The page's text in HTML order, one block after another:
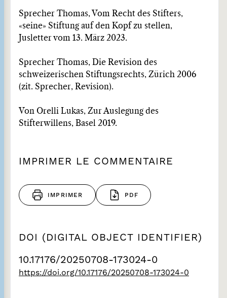
Sprecher Thomas, Vom Recht des Stifters,
«seine» Stiftung auf den Kopf zu stellen,
Jusletter vom 13. März 2023.
Sprecher Thomas, Die Revision des
schweizerischen Stiftungsrechts, Zürich 2006
(zit. Sprecher, Revision).
Von Orelli Lukas, Zur Auslegung des
Stifterwillens, Basel 2019.
IMPRIMER LE COMMENTAIRE
IMPRIMER PDF
DOI (DIGITAL OBJECT IDENTIFIER)
10.17176/20250708-173024-0
https://doi.org/10.17176/20250708-173024-0